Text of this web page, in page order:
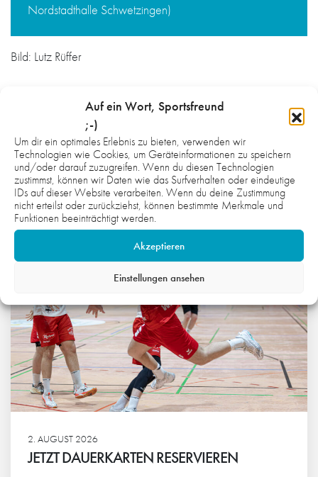
Auf ein Wort, Sportsfreund
;-)
Um dir ein optimales Erlebnis zu bieten, verwenden wir
Technologien wie Cookies, um Geräteinformationen zu speichern
und/oder darauf zuzugreifen. Wenn du diesen Technologien
zustimmst, können wir Daten wie das Surfverhalten oder eindeutige
IDs auf dieser Website verarbeiten. Wenn du deine Zustimmung
nicht erteilst oder zurückziehst, können bestimmte Merkmale und
Funktionen beeinträchtigt werden.
Akzeptieren
Einstellungen ansehen
Nordstadthalle Schwetzingen)
Bild: Lutz Rüffer
WAS DICH NOCH INTERESSIEREN
KÖNNTE:
2. AUGUST 2026
JETZT DAUERKARTEN RESERVIEREN